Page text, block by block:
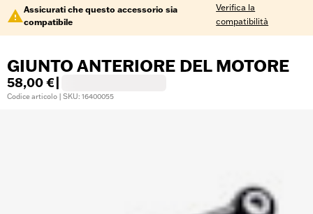
Assicurati che questo accessorio sia
compatibile
Verifica la
compatibilità
GIUNTO ANTERIORE DEL MOTORE
58,00 €
Codice articolo | SKU: 16400055